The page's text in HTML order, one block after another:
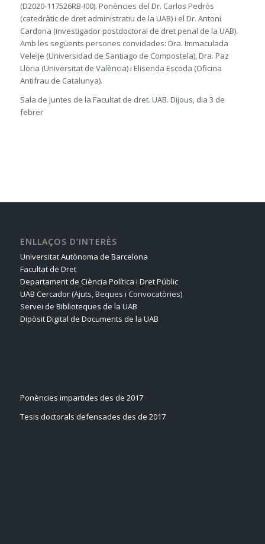
(D2020-117526RB-I00). Ponències del Dr. Carlos Pedrós
(catedràtic de dret administratiu de la UAB) i el Dr. Antoni
Cardona (investigador postdoctoral de dret penal de la UAB).
Amb les següents persones convidades: Dra. Immaculada
Veleije (Universidad de Santiago de Compostela), Dra. Paz
Lloria (Universitat de València) i Elisenda Escoda (Oficina
Antifrau de Catalunya).
Sala de juntes de la Facultat de dret. UAB. Dijous, dia 3 de
febrer
ENLLAÇOS D’INTERÈS
Universitat Autònoma de Barcelona
Facultat de Dret
Departament de Ciència Política i Dret Públic
UAB Cercador(Ajuts, Beques i Convocatòries)
Servei de Biblioteques de la UAB
Dipòsit Digital de Documents de la UAB
Ponències impartides des de 2017
Tesis doctorals defensades des de 2017